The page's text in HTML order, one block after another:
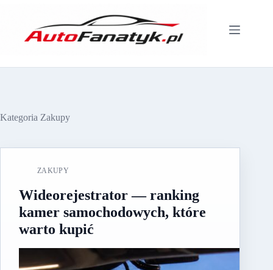
Kategoria Zakupy
ZAKUPY
Wideorejestrator — ranking
kamer samochodowych, które
warto kupić